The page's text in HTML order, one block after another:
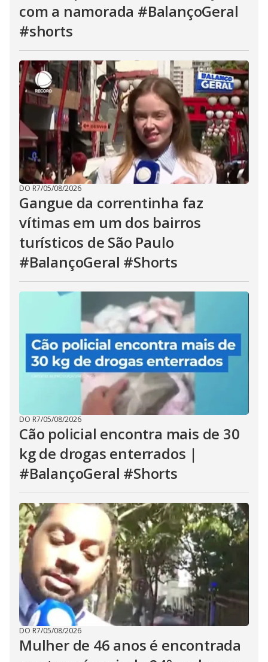
com a namorada #BalançoGeral
#shorts
DO R7/05/08/2026
Gangue da correntinha faz
vítimas em um dos bairros
turísticos de São Paulo
#BalançoGeral #Shorts
DO R7/05/08/2026
Cão policial encontra mais de 30
kg de drogas enterrados |
#BalançoGeral #Shorts
DO R7/05/08/2026
Mulher de 46 anos é encontrada